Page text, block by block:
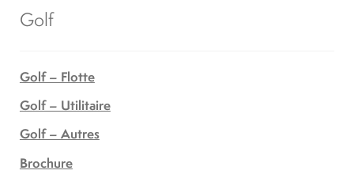
Golf
Golf – Flotte
Golf – Utilitaire
Golf – Autres
Brochure